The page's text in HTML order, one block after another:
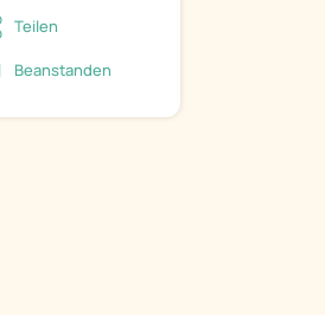
Teilen
Beanstanden